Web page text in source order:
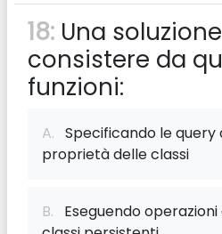
18: Una
consistere da
funzioni:
A. Specificando le query
proprietà delle classi
B. Eseguendo